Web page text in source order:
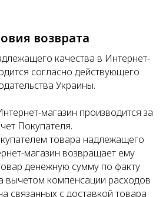
возврата
качества в Интернет-
согласно действующего
Украины.
магазин производится за
Покупателя.
товара надлежащего
магазин возвращает ему
денежную сумму по факту
вычетом компенсации расходов
связанных с доставкой товара